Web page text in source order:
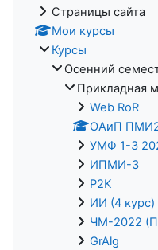
Страницы сайта
Мои курсы
Курсы
Осенний
Прикладная
Web RoR
ОАиП
УМФ 1-3
ИПМИ-3
P2K
ИИ (4 курс)
ЧМ-2022
GrAlg